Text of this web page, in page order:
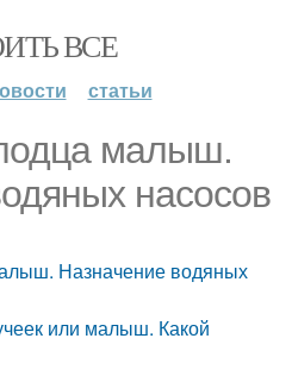
ВСЕ
статьи
малыш.
насосов
Назначение водяных
или малыш. Какой